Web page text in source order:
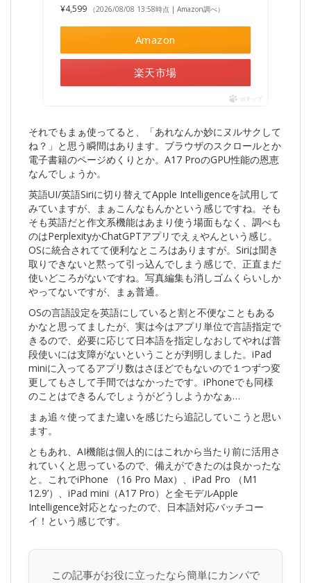
¥4,599
（2026/08/08 13:58時点 | Amazon調べ）
Amazon
楽天市場
ポチップ
それでもまぁ使ってると、「あれなんか妙にヌルサクして
ね？」と思う瞬間はあります。ブラウザのスクロールとか
電子書籍のページめくりとか。A17 ProのGPU性能の恩恵
なんでしょうか。
英語UI/英語Siriに切り替えてApple Intelligenceを試用して
みていますが、まぁこんなもんかという感じですね。そも
そも英語だと作文系機能はあまり使う場面もなく、調べも
のはPerplexityかChatGPTアプリでえぇやんという感じ。
OSに統合されてて便利なところはありますが。Siriは聞き
取りできないと黙って引っ込んでしまう感じで、正直まだ
使いどころがないですね。写真編集も消しゴムくらいしか
やってないですが、まぁ普通。
OSの言語設定を英語にしていると割と不便なこともある
かなと思ってましたが、実は今はアプリ単位で言語指定で
きるので、必要に応じて日本語を指定しなおしてやれば普
段使いには支障がないということが判明しました。iPad
miniに入ってるアプリ数はさほどでもないので１つずつ変
更してもさして手間ではなかったです。iPhoneでも同様
のことはできるんでしょうがどうしようかなぁ…
まぁ追々使ってまた違いを感じたら追記していこうと思い
ます。
ともあれ、AI機能は個人的にはこれから当たり前に活用さ
れていくと思っているので、備えができたのは良かったな
と。これでiPhone （16 Pro Max）、iPad Pro （M1
12.9’）、iPad mini（A17 Pro）と全モデルApple
Intelligence対応となったので、日本語対応バッチコー
イ！という感じです。
この記事がお役に立ったなら簡単にカンパで